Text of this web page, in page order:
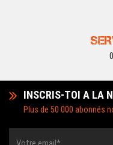
INSCRIS-TOI A LA
Plus de 50 000 abonnés